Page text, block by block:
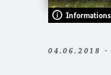
04.06.2018